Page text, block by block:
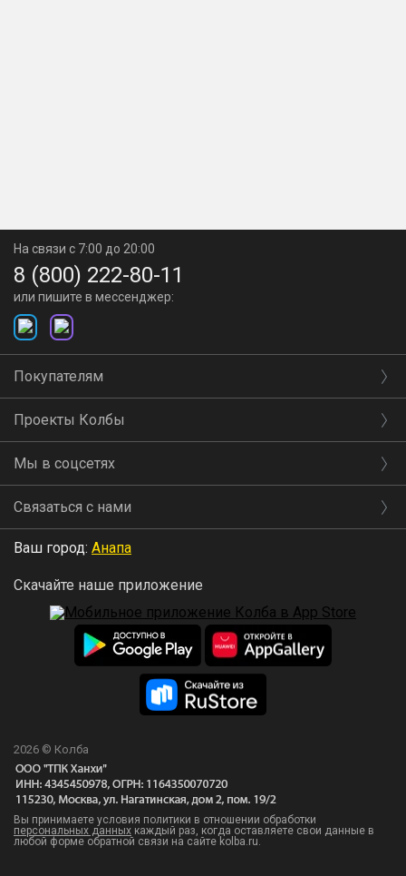
На связи с 7:00 до 20:00
8 (800) 222-80-11
или пишите в мессенджер:
Покупателям
Проекты Колбы
Мы в соцсетях
Связаться с нами
Ваш город: Анапа
Скачайте наше приложение
2026 © Колба
Вы принимаете условия политики в отношении обработки
персональных данных каждый раз, когда оставляете свои данные в
любой форме обратной связи на сайте kolba.ru.